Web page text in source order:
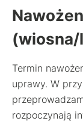
Termin
uprawy. W
rozpoczynają